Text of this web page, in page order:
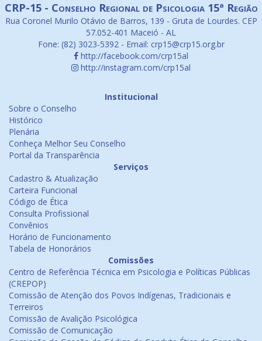
CRP-15 - Conselho Regional de Psicologia 15ª Região
Rua Coronel Murilo Otávio de Barros, 139 - Gruta de Lourdes. CEP
57.052-401 Maceió - AL
Fone: (82) 3023-5392 - Email: crp15@crp15.org.br
http://facebook.com/crp15al
http://instagram.com/crp15al
Institucional
Sobre o Conselho
Histórico
Plenária
Conheça Melhor Seu Conselho
Portal da Transparência
Serviços
Cadastro & Atualização
Carteira Funcional
Código de Ética
Consulta Profissional
Convênios
Horário de Funcionamento
Tabela de Honorários
Comissões
Centro de Referência Técnica em Psicologia e Políticas Públicas
(CREPOP)
Comissão de Atenção dos Povos Indígenas, Tradicionais e
Terreiros
Comissão de Avalição Psicológica
Comissão de Comunicação